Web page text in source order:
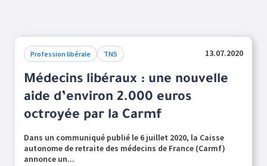
Profession libérale TNS 13.07.2020
Médecins libéraux : une nouvelle
aide d’environ 2.000 euros
octroyée par la Carmf
Dans un communiqué publié le 6 juillet 2020, la Caisse
autonome de retraite des médecins de France (Carmf)
annonce un...